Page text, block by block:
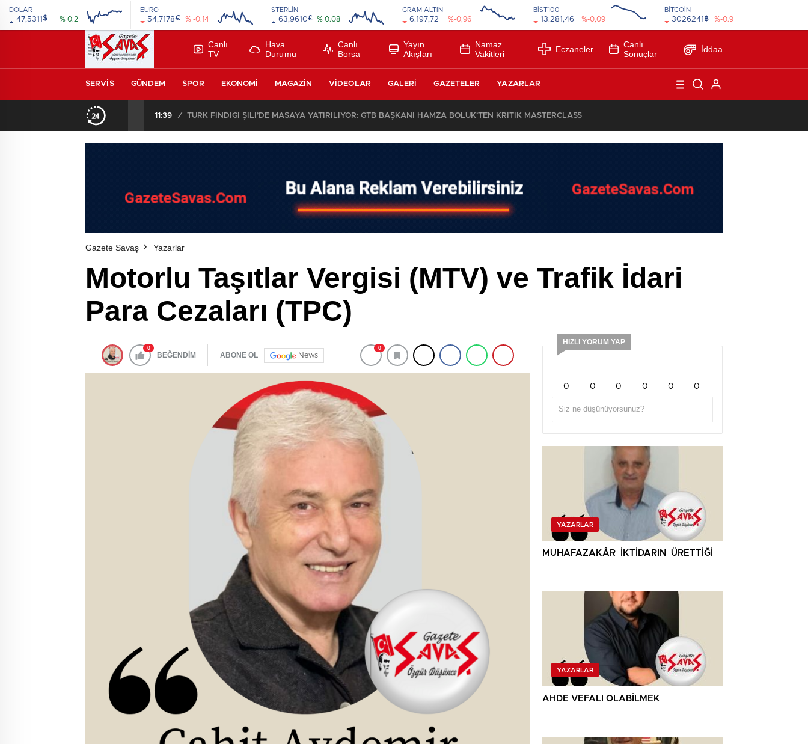
DOLAR
47,5311 $ % 0.2
EURO
54,7178€ % -0.14
STERLİN
63,9610£ % 0.08
GRAM ALTIN
6.197,72 %-0,96
BİST100
13.281,46 %-0,09
BİTCOİN
3026241 ฿ %-0.9
Canlı
TV
Hava
Durumu
Canlı
Borsa
Yayın
Akışları
Namaz
Vakitleri
Eczaneler
Canlı
Sonuçlar
İddaa
SERVIS GÜNDEM SPOR EKONOMI MAGAZIN VIDEOLAR GALERI GAZETELER YAZARLAR
11:39 / TÜRK FINDIĞI ŞİLİ’DE MASAYA YATIRILIYOR: GTB BAŞKANI HAMZA BÖLÜK’TEN KRİTİK MASTERCLASS
Gazete Savaş Yazarlar
Motorlu Taşıtlar Vergisi (MTV) ve Trafik İdari
Para Cezaları (TPC)
0
BEĞENDİM ABONE OL News
0
HIZLI YORUM YAP
0 0 0 0 0 0
YAZARLAR
MUHAFAZAKÂR İKTİDARIN ÜRETTİĞİ
YAZARLAR
AHDE VEFALI OLABİLMEK